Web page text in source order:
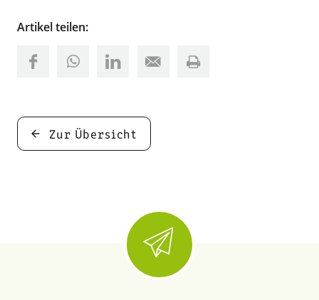
Artikel teilen:
Zur Übersicht